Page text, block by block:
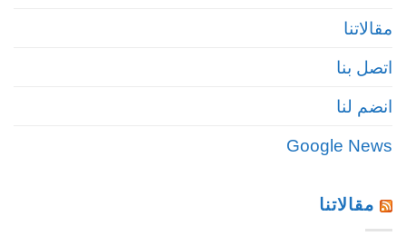
مقالاتنا
اتصل بنا
انضم لنا
Google News
مقالاتنا